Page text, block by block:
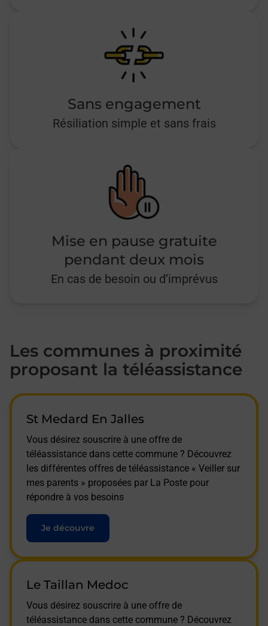
Sans engagement
Résiliation simple et sans frais
Mise en pause gratuite
pendant deux mois
En cas de besoin ou d’imprévus
Les communes à proximité
proposant la téléassistance
St Medard En Jalles
Vous désirez souscrire à une offre de
téléassistance dans cette commune ? Découvrez
les différentes offres de téléassistance « Veiller sur
mes parents » proposées par La Poste pour
répondre à vos besoins
Je découvre
Le Taillan Medoc
Vous désirez souscrire à une offre de
téléassistance dans cette commune ? Découvrez